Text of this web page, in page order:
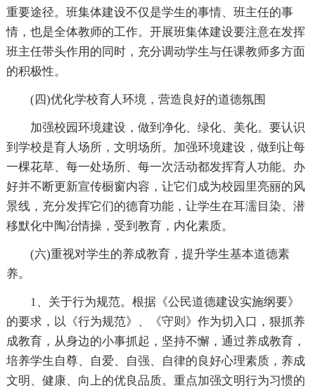
重要途径。班集体建设不仅是学生的事情、班主任的事
情，也是全体教师的工作。开展班集体建设要注意在发挥
班主任带头作用的同时，充分调动学生与任课教师多方面
的积极性。
(四)优化学校育人环境，营造良好的道德氛围
加强校园环境建设，做到净化、绿化、美化。要认识
到学校是育人场所，文明场所。加强环境建设，做到让每
一棵花草、每一处场所、每一次活动都发挥育人功能。办
好并不断更新宣传橱窗内容，让它们成为校园里亮丽的风
景线，充分发挥它们的德育功能，让学生在耳濡目染、潜
移默化中陶冶情操，受到教育，内化素质。
(六)重视对学生的养成教育，提升学生基本道德素
养。
1、关于行为规范。根据《公民道德建设实施纲要》
的要求，以《行为规范》、《守则》作为切入口，狠抓养
成教育，从身边的小事抓起，坚持不懈，通过养成教育，
培养学生自尊、自爱、自强、自律的良好心理素质，养成
文明、健康、向上的优良品质。重点加强文明行为习惯的